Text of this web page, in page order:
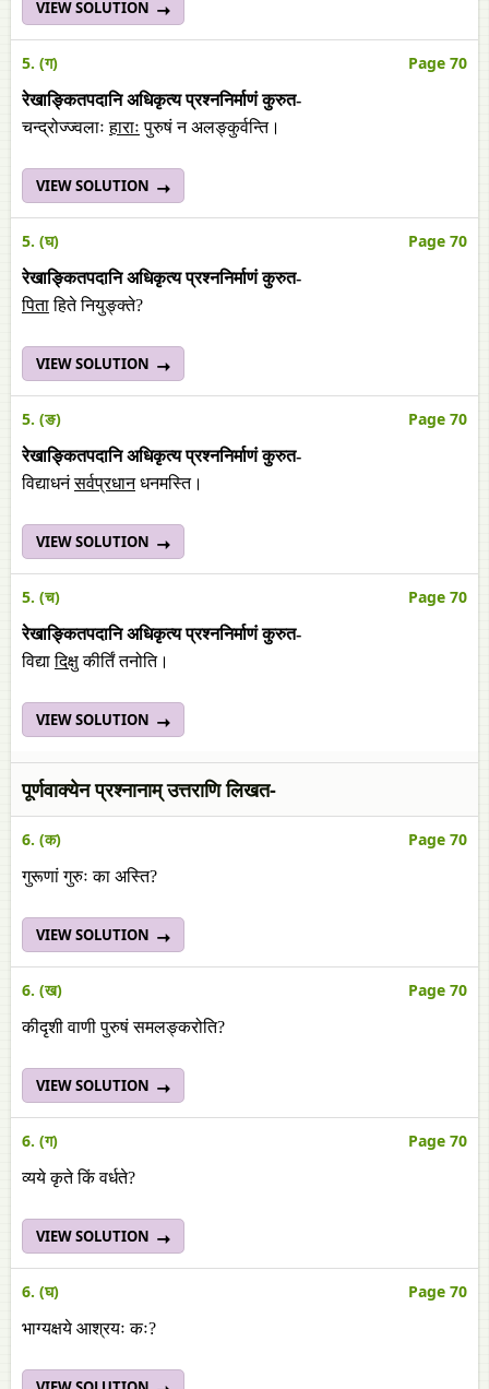
VIEW SOLUTION
5. (ग) Page 70
रेखाङ्कितपदानि अधिकृत्य प्रश्ननिर्माणं कुरुत-
चन्द्रोज्ज्वलाःहाराः पुरुषं न अलङ्कुर्वन्ति।
VIEW SOLUTION
5. (घ) Page 70
रेखाङ्कितपदानि अधिकृत्य प्रश्ननिर्माणं कुरुत-
पिताहिते नियुङ्क्ते?
VIEW SOLUTION
5. (ङ) Page 70
रेखाङ्कितपदानि अधिकृत्य प्रश्ननिर्माणं कुरुत-
विद्याधनंसर्वप्रधानधनमस्ति।
VIEW SOLUTION
5. (च) Page 70
रेखाङ्कितपदानि अधिकृत्य प्रश्ननिर्माणं कुरुत-
विद्यादिक्षुकीर्तिं तनोति।
VIEW SOLUTION
पूर्णवाक्येन प्रश्नानाम् उत्तराणि लिखत-
6. (क) Page 70
गुरूणां गुरुः का अस्ति?
VIEW SOLUTION
6. (ख) Page 70
कीदृशी वाणी पुरुषं समलङ्करोति?
VIEW SOLUTION
6. (ग) Page 70
व्यये कृते किं वर्धते?
VIEW SOLUTION
6. (घ) Page 70
भाग्यक्षये आश्रयः कः?